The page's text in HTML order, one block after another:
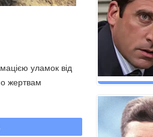
уламок від
жертвам